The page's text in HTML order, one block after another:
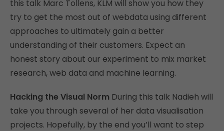
this talk Marc Tollens, KLM will show you how they
try to get the most out of webdata using different
approaches to ultimately gain a better
understanding of their customers. Expect an
honest story about our experiment to mix market
research, web data and machine learning.
Hacking the Visual Norm During this talk Nadieh will
take you through several of her data visualisation
projects. Hopefully, by the end you’ll want to step